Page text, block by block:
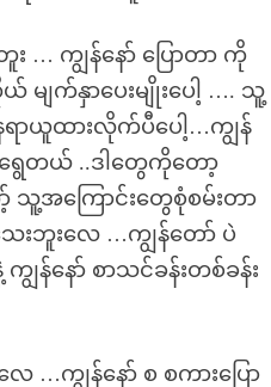
… ကျွန်နော် ပြောတာ ကို
မျက်နှာပေးမျိုးပေါ့ …. သူ့
ာယူထားလိုက်ပီပေါ့…ကျွန်
ေတယ် ..ဒါတွေကိုတော့
အကြောင်းတွေစုံစမ်းတာ
းဘူးလေ …ကျွန်တော် ပဲ
နော် စာသင်ခန်းတစ်ခန်း
…ကျွန်နော် စ စကားပြော